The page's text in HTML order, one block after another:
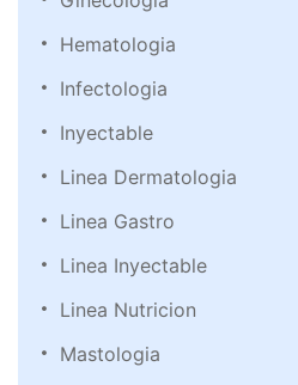
Hematologia
Infectologia
Inyectable
Linea Dermatologia
Linea Gastro
Linea Inyectable
Linea Nutricion
Mastologia